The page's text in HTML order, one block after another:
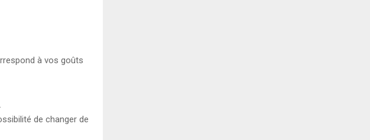
à vos goûts
de changer de